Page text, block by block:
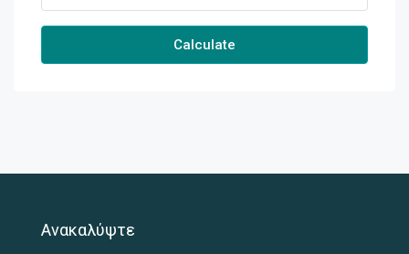
Calculate
Ανακαλύψτε